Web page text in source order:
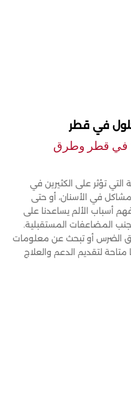
في قطر
في قطر وطرق
التي تؤثر على الكثيرين في
مشاكل في الأسنان، أو حتى
أسباب الألم يساعدنا على
المضاعفات المستقبلية.
الضرس أو تبحث عن معلومات
متاحة لتقديم الدعم والعلاج